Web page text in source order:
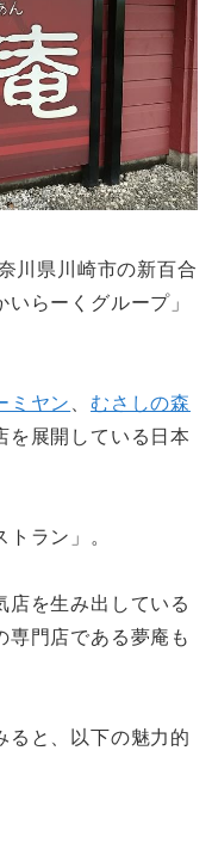
川県川崎市の新百合
らーくグループ」
ミヤン 、むさしの森
を展開している日本
ラン」。
店を生み出している
専門店である夢庵も
ると、以下の魅力的